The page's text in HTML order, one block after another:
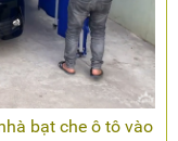
bạt che ô tô vào